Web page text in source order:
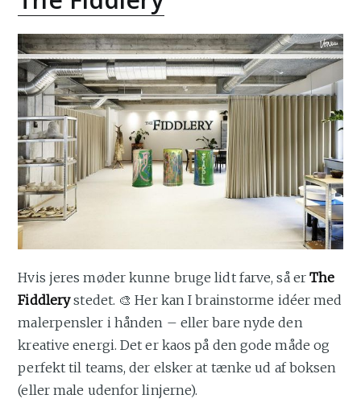
Hvis jeres møder kunne bruge lidt farve, så erThe
Fiddlerystedet. 🎨 Her kan I brainstorme idéer med
malerpensler i hånden – eller bare nyde den
kreative energi. Det er kaos på den gode måde og
perfekt til teams, der elsker at tænke ud af boksen
(eller male udenfor linjerne).